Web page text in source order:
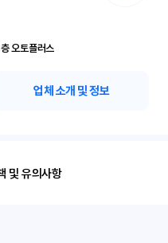
등포구 선유동2로 57	11층 오토플러스
업체 소개 및 정보
및 유의사항